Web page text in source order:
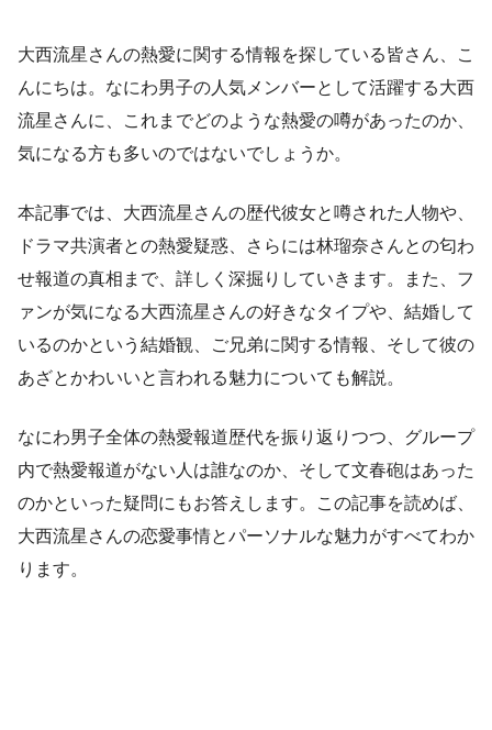
大西流星さんの熱愛に関する情報を探している皆さん、こ
んにちは。なにわ男子の人気メンバーとして活躍する大西
流星さんに、これまでどのような熱愛の噂があったのか、
気になる方も多いのではないでしょうか。
本記事では、大西流星さんの歴代彼女と噂された人物や、
ドラマ共演者との熱愛疑惑、さらには林瑠奈さんとの匂わ
せ報道の真相まで、詳しく深掘りしていきます。また、フ
ァンが気になる大西流星さんの好きなタイプや、結婚して
いるのかという結婚観、ご兄弟に関する情報、そして彼の
あざとかわいいと言われる魅力についても解説。
なにわ男子全体の熱愛報道歴代を振り返りつつ、グループ
内で熱愛報道がない人は誰なのか、そして文春砲はあった
のかといった疑問にもお答えします。この記事を読めば、
大西流星さんの恋愛事情とパーソナルな魅力がすべてわか
ります。